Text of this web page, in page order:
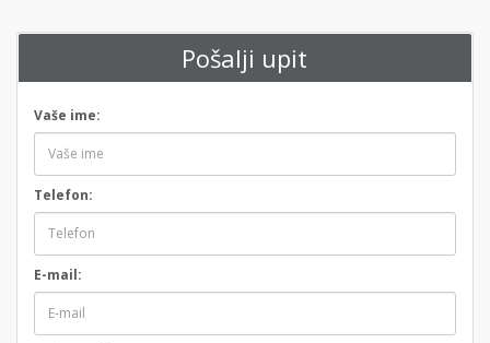
Pošalji upit
Vaše ime:
Telefon:
E-mail: